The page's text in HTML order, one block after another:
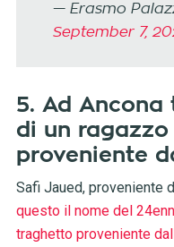
— Erasmo
September 7,
5. Ad
di un ragazzo
proveniente
Safi Jaued, proveniente
questo il nome del
traghetto proveniente